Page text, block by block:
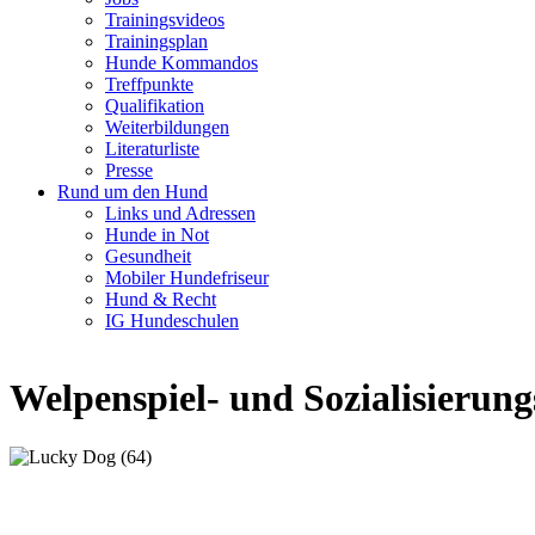
Trainingsvideos
Trainingsplan
Hunde Kommandos
Treffpunkte
Qualifikation
Weiterbildungen
Literaturliste
Presse
Rund um den Hund
Links und Adressen
Hunde in Not
Gesundheit
Mobiler Hundefriseur
Hund & Recht
IG Hundeschulen
Welpenspiel- und